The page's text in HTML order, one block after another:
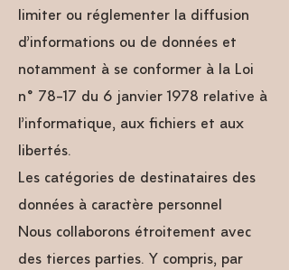
limiter ou réglementer la diffusion
d’informations ou de données et
notamment à se conformer à la Loi
n° 78-17 du 6 janvier 1978 relative à
l’informatique, aux fichiers et aux
libertés.
Les catégories de destinataires des
données à caractère personnel
Nous collaborons étroitement avec
des tierces parties. Y compris, par